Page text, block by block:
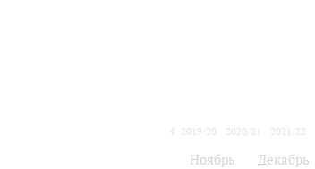
2019/20
2020/21 2021/22
Ноябрь Декабрь